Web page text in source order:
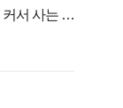
커서 사는 게